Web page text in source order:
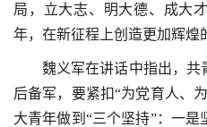
局，立大志、明大德、成大
年，在新征程上创造更加辉煌
魏义军在讲话中指出，共
后备军，要紧扣“为党育人、
大青年做到“三个坚持”：一